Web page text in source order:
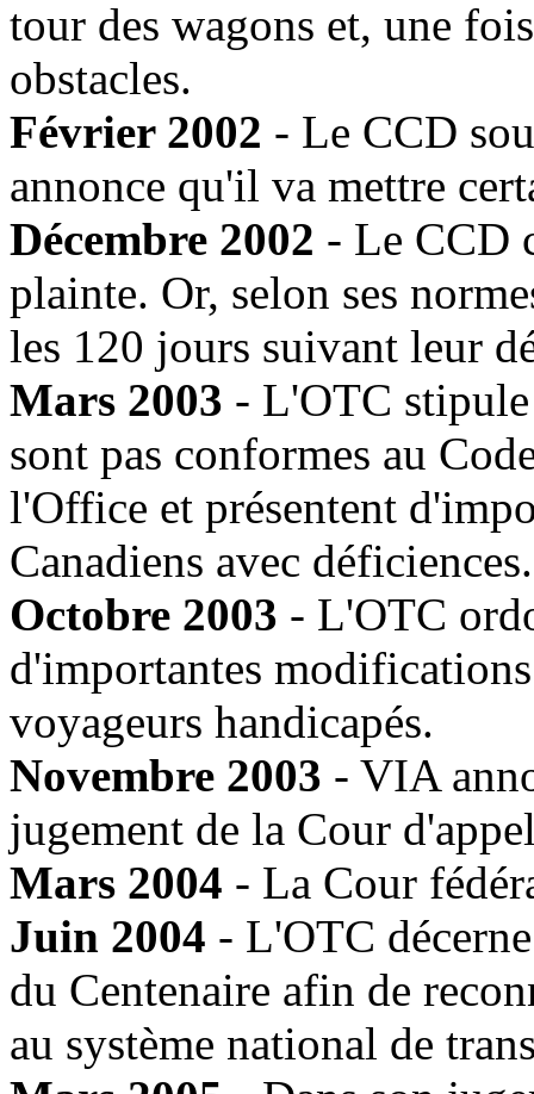
tour des wagons et, une
obstacles.
Février 2002 - Le CCD
annonce qu'il va mettre
Décembre 2002 - Le CCD
plainte. Or, selon ses
les 120 jours suivant leur
Mars 2003 - L'OTC stipule
sont pas conformes au
l'Office et présentent
Canadiens avec déficiences.
Octobre 2003 - L'OTC
d'importantes
voyageurs handicapés.
Novembre 2003 - VIA
jugement de la Cour
Mars 2004 - La Cour
Juin 2004 - L'OTC
du Centenaire afin de
au système national de